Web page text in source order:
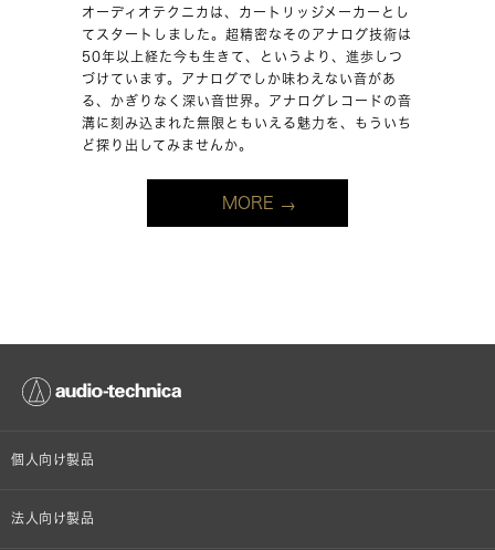
オーディオテクニカは、カートリッジメーカーとし
てスタートしました。超精密なそのアナログ技術は
50年以上経た今も生きて、というより、進歩しつ
づけています。アナログでしか味わえない音があ
る、かぎりなく深い音世界。アナログレコードの音
溝に刻み込まれた無限ともいえる魅力を、もういち
ど探り出してみませんか。
MORE
個人向け製品
オンラインストア限定
法人向け製品